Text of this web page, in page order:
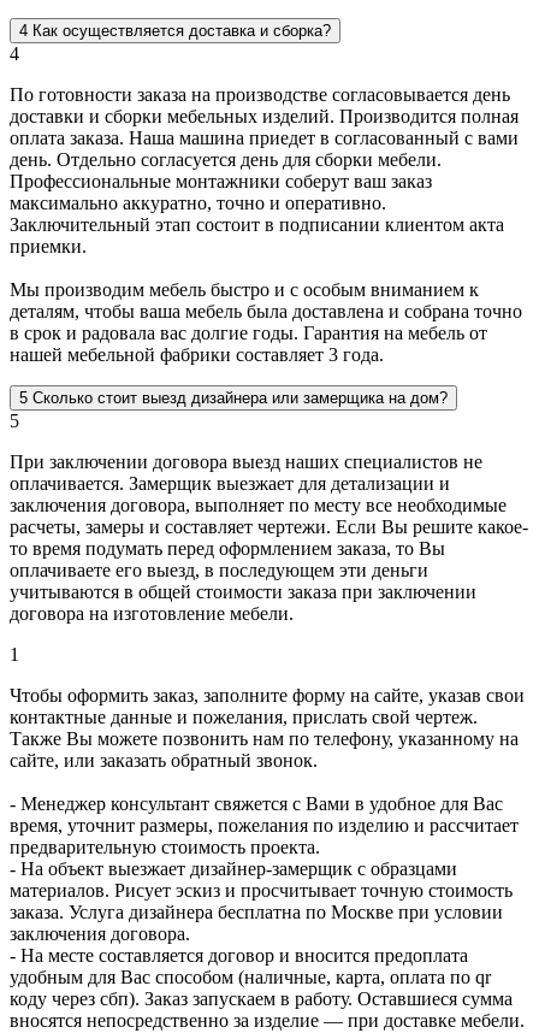
4 Как осуществляется доставка и сборка?
4
По готовности заказа на производстве согласовывается день
доставки и сборки мебельных изделий. Производится полная
оплата заказа. Наша машина приедет в согласованный с вами
день. Отдельно согласуется день для сборки мебели.
Профессиональные монтажники соберут ваш заказ
максимально аккуратно, точно и оперативно.
Заключительный этап состоит в подписании клиентом акта
приемки.
Мы производим мебель быстро и с особым вниманием к
деталям, чтобы ваша мебель была доставлена и собрана точно
в срок и радовала вас долгие годы. Гарантия на мебель от
нашей мебельной фабрики составляет 3 года.
5 Сколько стоит выезд дизайнера или замерщика на дом?
5
При заключении договора выезд наших специалистов не
оплачивается. Замерщик выезжает для детализации и
заключения договора, выполняет по месту все необходимые
расчеты, замеры и составляет чертежи. Если Вы решите какое-
то время подумать перед оформлением заказа, то Вы
оплачиваете его выезд, в последующем эти деньги
учитываются в общей стоимости заказа при заключении
договора на изготовление мебели.
1
Чтобы оформить заказ, заполните форму на сайте, указав свои
контактные данные и пожелания, прислать свой чертеж.
Также Вы можете позвонить нам по телефону, указанному на
сайте, или заказать обратный звонок.
- Менеджер консультант свяжется с Вами в удобное для Вас
время, уточнит размеры, пожелания по изделию и рассчитает
предварительную стоимость проекта.
- На объект выезжает дизайнер-замерщик с образцами
материалов. Рисует эскиз и просчитывает точную стоимость
заказа. Услуга дизайнера бесплатна по Москве при условии
заключения договора.
- На месте составляется договор и вносится предоплата
удобным для Вас способом (наличные, карта, оплата по qr
коду через сбп). Заказ запускаем в работу. Оставшиеся сумма
вносятся непосредственно за изделие — при доставке мебели.